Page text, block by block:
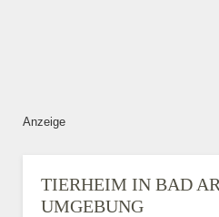
Anzeige
TIERHEIM IN BAD
UMGEBUNG